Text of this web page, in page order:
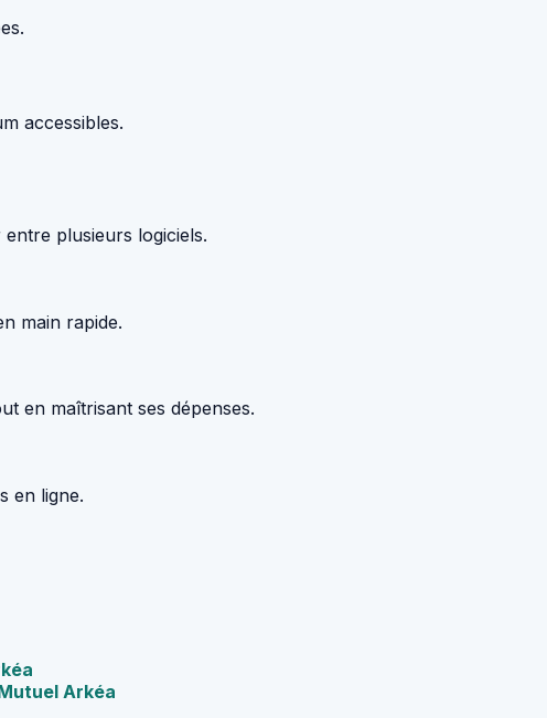
accessibles.
plusieurs logiciels.
main rapide.
en maîtrisant ses dépenses.
en ligne.
Arkéa